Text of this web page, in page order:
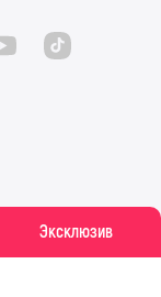
Эксклюзив